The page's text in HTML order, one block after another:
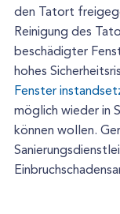
den Tatort
Reinigung des
beschädigter
hohes
Fenster
möglich wieder in
können wollen.